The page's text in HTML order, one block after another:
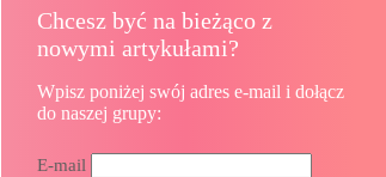
Chcesz być na bieżąco z
nowymi artykułami?
Wpisz poniżej swój adres e-mail i dołącz
do naszej grupy:
E-mail